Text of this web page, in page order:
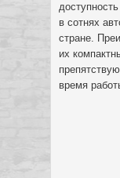
в сотнях
стране.
их
время